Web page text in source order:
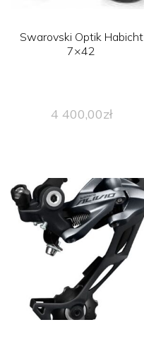
Swarovski Optik Habicht
7×42
4 400,00zł